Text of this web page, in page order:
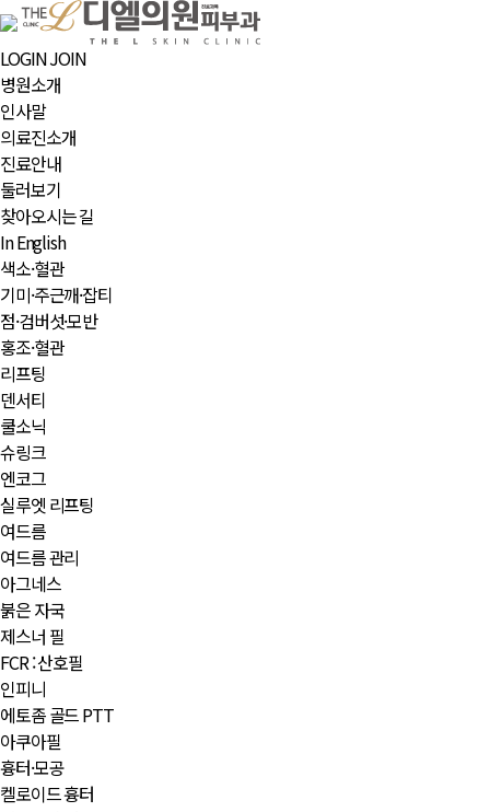
LOGINJOIN
병원소개
인사말
의료진소개
진료안내
둘러보기
찾아오시는 길
In English
색소·혈관
기미·주근깨·잡티
점·검버섯·모반
홍조·혈관
리프팅
덴서티
쿨소닉
슈링크
엔코그
실루엣 리프팅
여드름
여드름 관리
아그네스
붉은 자국
제스너 필
FCR : 산호필
인피니
에토좀 골드 PTT
아쿠아필
흉터·모공
켈로이드 흉터